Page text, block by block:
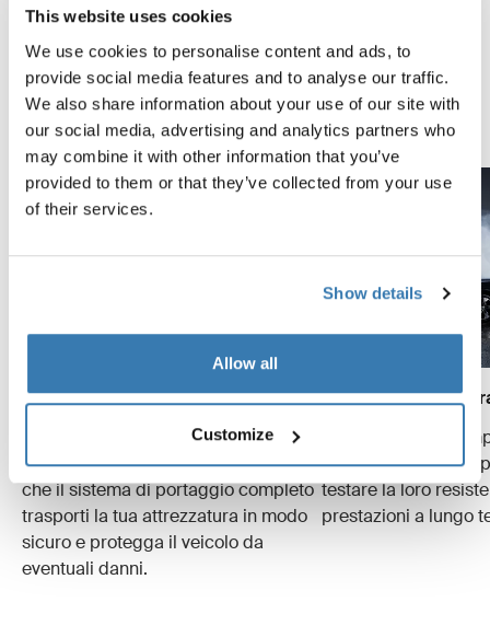
This website uses cookies
We use cookies to personalise content and ads, to
provide social media features and to analyse our traffic.
We also share information about your use of our site with
our social media, advertising and analytics partners who
may combine it with other information that you’ve
provided to them or that they’ve collected from your use
of their services.
Show details
Allow all
Customize
tua attrezzatura e adattarsi alla tua auto nel modo più
sicuro possibile. Di seguito sono elencati alcuni tipi di
test che vengono condotti.
Scopri il Thule Test Center
Crash test
Conduciamo diversi crash test con
velocità e pesi diversi per garantire
che il sistema di portaggio completo
trasporti la tua attrezzatura in modo
sicuro e protegga il veicolo da
eventuali danni.
Simulazioni per
Test specializzati
valutare i sistemi di
testare la loro
prestazioni a lungo